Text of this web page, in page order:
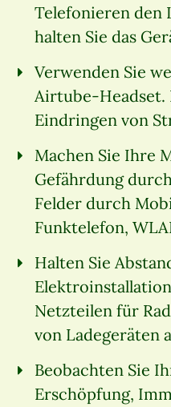
Telefonieren den
halten Sie das
Verwenden Sie
Airtube-Headset.
Eindringen von
Machen Sie Ihre
Gefährdung
Felder durch
Funktelefon,
Halten Sie
Netzteilen für
von Ladegeräten
Beobachten Sie
Erschöpfung,